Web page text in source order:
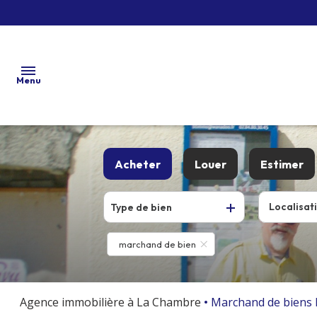
Menu
accueil
vente
location
lotisseur
viager
actualités
Acheter
De l'ancien
Du neuf
De l'immo pro
Louer
En saisonnier
Estimer
Type de bien
marchand de bien
Agence immobilière à La Chambre Marchand de biens